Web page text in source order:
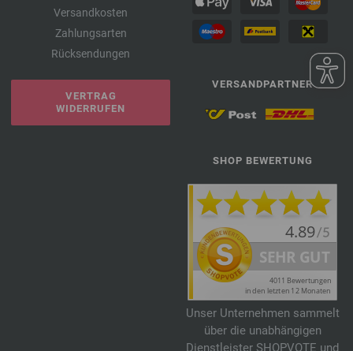
Versandkosten
Zahlungsarten
Rücksendungen
VERTRAG
WIDERRUFEN
VERSANDPARTNER
SHOP BEWERTUNG
Unser Unternehmen sammelt
über die unabhängigen
Dienstleister SHOPVOTE und